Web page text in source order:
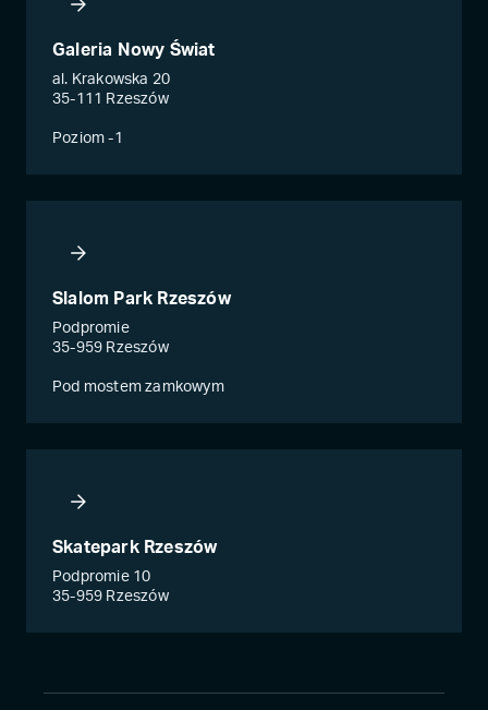
Galeria Nowy Świat
al. Krakowska 20
35-111 Rzeszów
Poziom -1
Slalom Park Rzeszów
Podpromie
35-959 Rzeszów
Pod mostem zamkowym
Skatepark Rzeszów
Podpromie 10
35-959 Rzeszów